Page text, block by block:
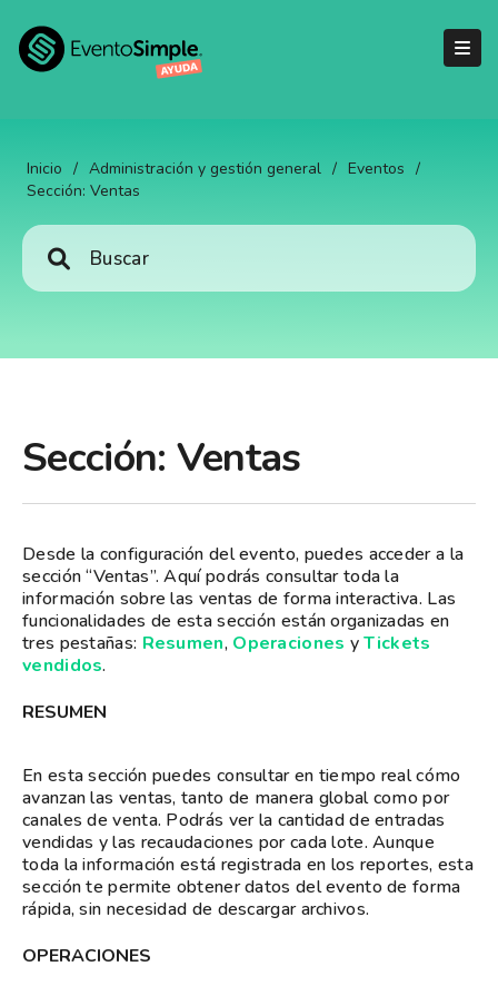
Inicio / Administración y gestión general / Eventos /
Sección: Ventas
Sección: Ventas
Desde la configuración del evento, puedes acceder a la
sección “Ventas”. Aquí podrás consultar toda la
información sobre las ventas de forma interactiva. Las
funcionalidades de esta sección están organizadas en
tres pestañas: Resumen, Operaciones yTickets
vendidos.
RESUMEN
En esta sección puedes consultar en tiempo real cómo
avanzan las ventas, tanto de manera global como por
canales de venta. Podrás ver la cantidad de entradas
vendidas y las recaudaciones por cada lote. Aunque
toda la información está registrada en los reportes, esta
sección te permite obtener datos del evento de forma
rápida, sin necesidad de descargar archivos.
OPERACIONES